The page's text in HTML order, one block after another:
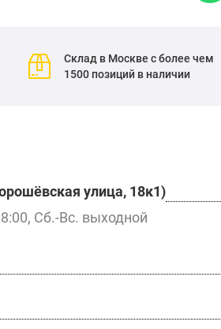
Склад в Москве с более чем
1500 позиций в наличии
улица, 18к1)
Сб.-Вс. выходной